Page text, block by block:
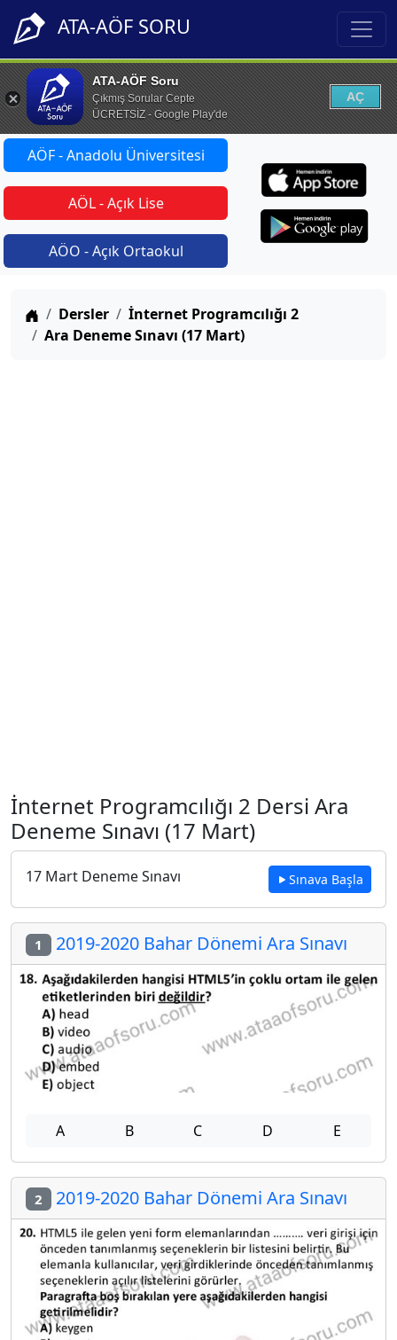
ATA-AÖF SORU
ATA-AÖF Soru
Çıkmış Sorular Cepte
ÜCRETSİZ - Google Play'de
AÇ
AÖF - Anadolu Üniversitesi
AÖL - Açık Lise
AÖO - Açık Ortaokul
Anasayfa
Dersler
İnternet Programcılığı 2
Ara Deneme Sınavı (17 Mart)
İnternet Programcılığı 2 Dersi Ara
Deneme Sınavı (17 Mart)
17 Mart Deneme Sınavı Sınava Başla
1 2019-2020 Bahar Dönemi Ara Sınavı
A B C D E
2 2019-2020 Bahar Dönemi Ara Sınavı